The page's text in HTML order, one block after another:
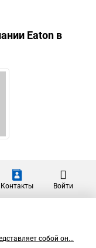
Eaton в
Контакты Войти
собой он...